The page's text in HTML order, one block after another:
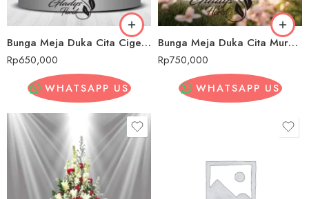
Bunga Meja Duka Cita Cigereleng
Rp650,000
WHATSAPP US
Bunga Meja Duka Cita Murah Cigereleng
Rp750,000
WHATSAPP US